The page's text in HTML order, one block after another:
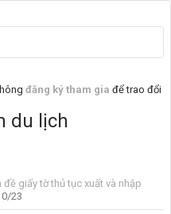
đăng ký tham gia để trao đổi
du lịch
đề giấy tờ thủ tục xuất và nhập
23